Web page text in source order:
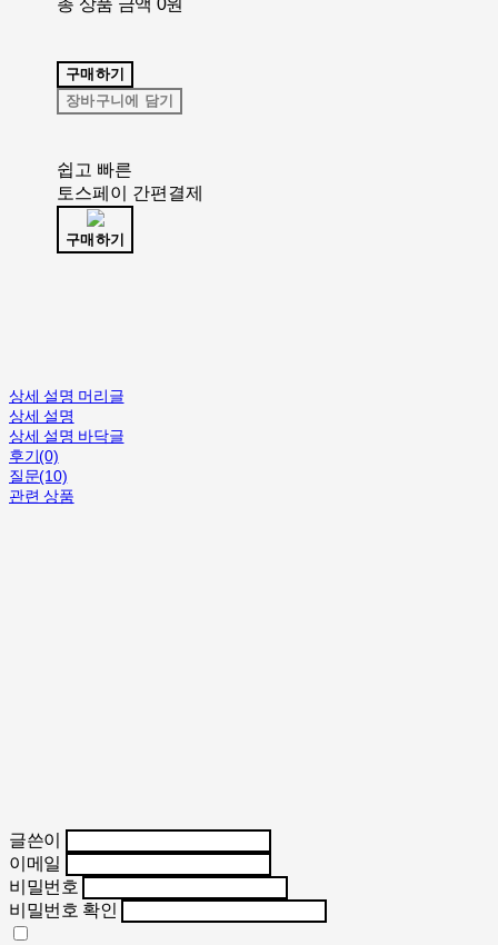
총 상품 금액 0원
구매하기
장바구니에 담기
쉽고 빠른
토스페이 간편결제
구매하기
상세 설명 머리글
상세 설명
상세 설명 바닥글
후기(0)
질문(10)
관련 상품
글쓴이
이메일
비밀번호
비밀번호 확인